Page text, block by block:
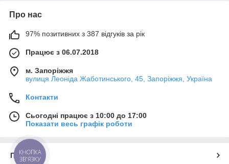
Про нас
97% позитивних з 387 відгуків за рік
Працює з 06.07.2018
м. Запоріжжя
вулиця Леоніда Жаботинського, 45, Запоріжжя, Україна
Контакти
Сьогодні працює з 10:00 до 17:00
Показати весь графік роботи
Про нас
КНОПКА
ЗВ'ЯЗКУ